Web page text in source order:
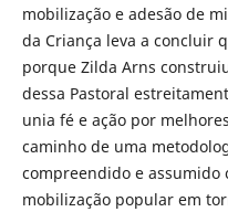
mobilização e adesão de
da Criança leva a concluir
porque Zilda Arns
dessa Pastoral
unia fé e ação por
caminho de uma
compreendido e assumido
mobilização popular em